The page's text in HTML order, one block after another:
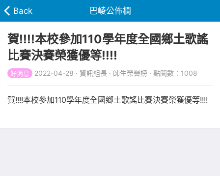
Back 巴崚公佈欄
賀!!!!本校參加110學年度全國鄉土歌謠
比賽決賽榮獲優等!!!!
好消息 2022-04-28 · 資訊組長 · 師生榮譽榜 · 點閱數：1008
賀!!!!本校參加110學年度全國鄉土歌謠比賽決賽榮獲優等!!!!